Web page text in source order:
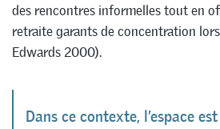
des rencontres informelles tout en
retraite garants de concentration
Edwards 2000).
Dans ce contexte, l’espace